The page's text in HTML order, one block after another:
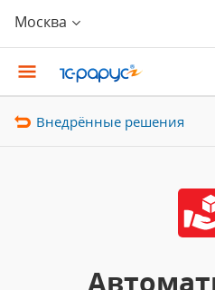
Москва
Внедрённые решения